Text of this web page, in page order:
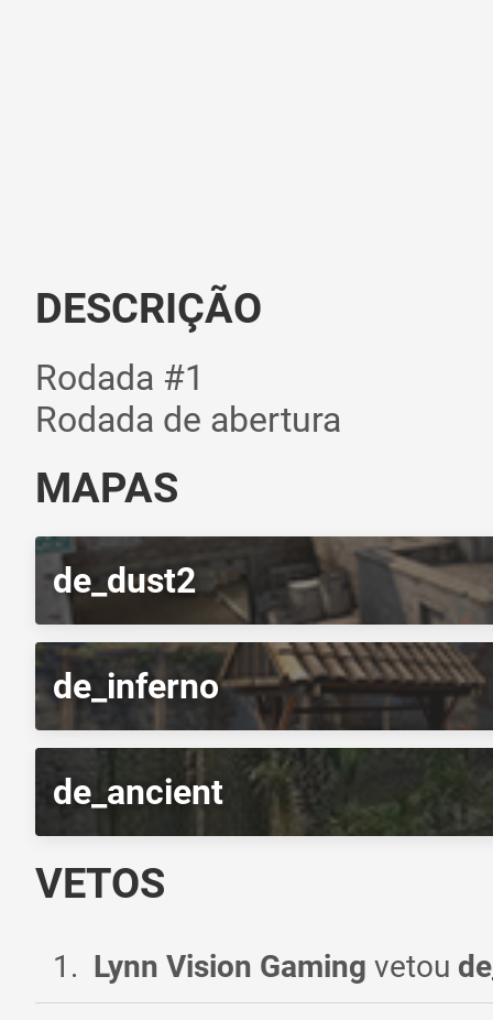
DESCRIÇÃO
Rodada #1
Rodada de abertura
MAPAS
de_dust2
de_inferno
de_ancient
VETOS
1 . Lynn Vision Gaming vetou